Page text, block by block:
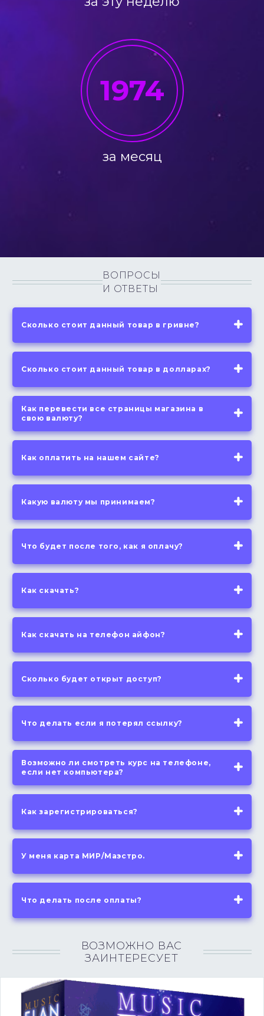
1974
за месяц
ВОПРОСЫ
И ОТВЕТЫ
Сколько стоит данный товар в гривне?
Сколько стоит данный товар в долларах?
Как перевести все страницы магазина в
свою валюту?
Как оплатить на нашем сайте?
Какую валюту мы принимаем?
Что будет после того, как я оплачу?
Как скачать?
Как скачать на телефон айфон?
Сколько будет открыт доступ?
Что делать если я потерял ссылку?
Возможно ли смотреть курс на телефоне,
если нет компьютера?
Как зарегистрироваться?
У меня карта МИР/Маэстро.
Что делать после оплаты?
ВОЗМОЖНО ВАС
ЗАИНТЕРЕСУЕТ